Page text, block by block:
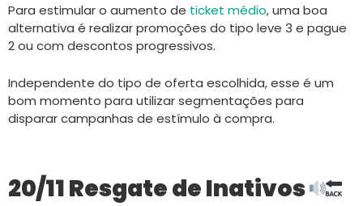
Para estimular o aumento de ticket médio, uma boa
alternativa é realizar promoções do tipo leve 3 e pague
2 ou com descontos progressivos.
Independente do tipo de oferta escolhida, esse é um
bom momento para utilizar segmentações para
disparar campanhas de estímulo à compra.
20/11 Resgate de Inativos